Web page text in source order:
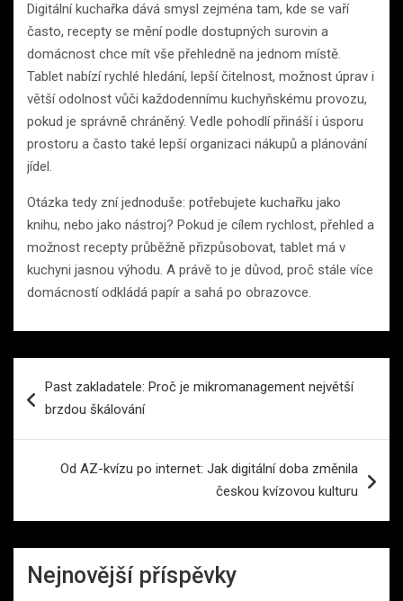
Digitální kuchařka dává smysl zejména tam, kde se vaří
často, recepty se mění podle dostupných surovin a
domácnost chce mít vše přehledně na jednom místě.
Tablet nabízí rychlé hledání, lepší čitelnost, možnost úprav i
větší odolnost vůči každodennímu kuchyňskému provozu,
pokud je správně chráněný. Vedle pohodlí přináší i úsporu
prostoru a často také lepší organizaci nákupů a plánování
jídel.
Otázka tedy zní jednoduše: potřebujete kuchařku jako
knihu, nebo jako nástroj? Pokud je cílem rychlost, přehled a
možnost recepty průběžně přizpůsobovat, tablet má v
kuchyni jasnou výhodu. A právě to je důvod, proč stále více
domácností odkládá papír a sahá po obrazovce.
proPast zakladatele: Proč je mikromanagement největší
brzdou škálování
Od AZ-kvízu po internet: Jak digitální doba změnila
českou kvízovou kulturu
Nejnovější příspěvky